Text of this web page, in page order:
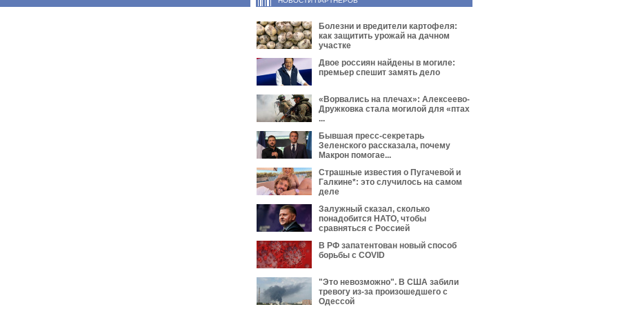
Болезни и вредители картофеля:
как защитить урожай на дачном
участке
Двое россиян найдены в могиле:
премьер спешит замять дело
«Ворвались на плечах»: Алексеево-
Дружковка стала могилой для «птах
...
Бывшая пресс-секретарь
Зеленского рассказала, почему
Макрон помогае...
Страшные известия о Пугачевой и
Галкине*: это случилось на самом
деле
Залужный сказал, сколько
понадобится НАТО, чтобы
сравняться с Россией
В РФ запатентован новый способ
борьбы с COVID
"Это невозможно". В США забили
тревогу из-за произошедшего с
Одессой